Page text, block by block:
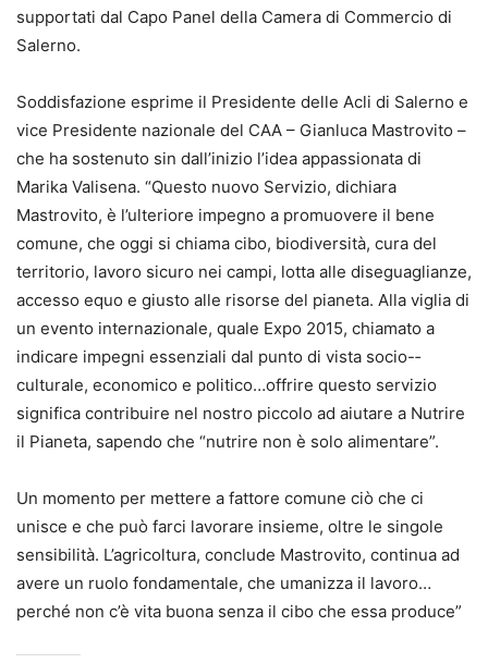
supportati dal Capo Panel della Camera di Commercio di
Salerno.
Soddisfazione esprime il Presidente delle Acli di Salerno e
vice Presidente nazionale del CAA – Gianluca Mastrovito –
che ha sostenuto sin dall’inizio l’idea appassionata di
Marika Valisena. “Questo nuovo Servizio, dichiara
Mastrovito, è l’ulteriore impegno a promuovere il bene
comune, che oggi si chiama cibo, biodiversità, cura del
territorio, lavoro sicuro nei campi, lotta alle diseguaglianze,
accesso equo e giusto alle risorse del pianeta. Alla viglia di
un evento internazionale, quale Expo 2015, chiamato a
indicare impegni essenziali dal punto di vista socio-­‐
culturale, economico e politico…offrire questo servizio
significa contribuire nel nostro piccolo ad aiutare a Nutrire
il Pianeta, sapendo che “nutrire non è solo alimentare”.
Un momento per mettere a fattore comune ciò che ci
unisce e che può farci lavorare insieme, oltre le singole
sensibilità. L’agricoltura, conclude Mastrovito, continua ad
avere un ruolo fondamentale, che umanizza il lavoro…
perché non c’è vita buona senza il cibo che essa produce”